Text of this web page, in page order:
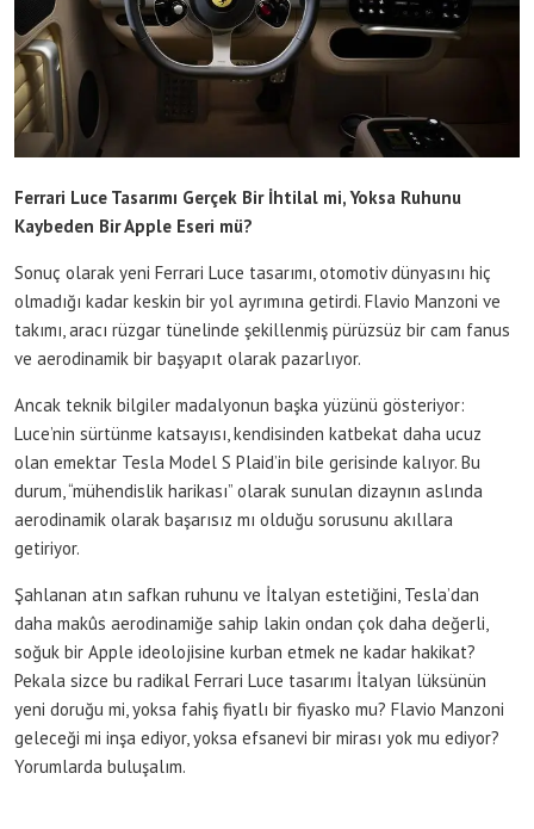
Ferrari Luce Tasarımı Gerçek Bir İhtilal mi, Yoksa Ruhunu
Kaybeden Bir Apple Eseri mü?
Sonuç olarak yeni Ferrari Luce tasarımı, otomotiv dünyasını hiç
olmadığı kadar keskin bir yol ayrımına getirdi. Flavio Manzoni ve
takımı, aracı rüzgar tünelinde şekillenmiş pürüzsüz bir cam fanus
ve aerodinamik bir başyapıt olarak pazarlıyor.
Ancak teknik bilgiler madalyonun başka yüzünü gösteriyor:
Luce’nin sürtünme katsayısı, kendisinden katbekat daha ucuz
olan emektar Tesla Model S Plaid’in bile gerisinde kalıyor. Bu
durum, “mühendislik harikası” olarak sunulan dizaynın aslında
aerodinamik olarak başarısız mı olduğu sorusunu akıllara
getiriyor.
Şahlanan atın safkan ruhunu ve İtalyan estetiğini, Tesla’dan
daha makûs aerodinamiğe sahip lakin ondan çok daha değerli,
soğuk bir Apple ideolojisine kurban etmek ne kadar hakikat?
Pekala sizce bu radikal Ferrari Luce tasarımı İtalyan lüksünün
yeni doruğu mi, yoksa fahiş fiyatlı bir fiyasko mu? Flavio Manzoni
geleceği mi inşa ediyor, yoksa efsanevi bir mirası yok mu ediyor?
Yorumlarda buluşalım.